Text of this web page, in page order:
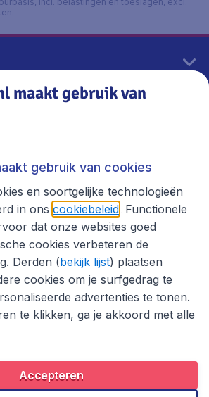
Privacybeleid
Copyright © 2026
maakt gebruik van
gebruik van cookies
en soortgelijke technologieën
in ons cookiebeleid . Functionele
dat onze websites goed
cookies verbeteren de
Derden (bekijk lijst) plaatsen
cookies om je surfgedrag te
advertenties te tonen.
te klikken, ga je akkoord met alle
Accepteren